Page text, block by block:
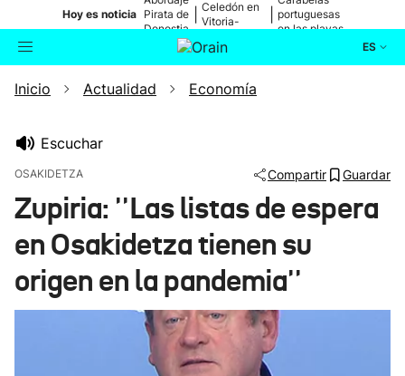
Hoy es noticia Pirata de
Donostia
Celedón en
Vitoria-
portuguesas
en las playas
ES
Buscador Actualidad
Ikusmiran
Eguraldia
Inicio Actualidad Economía
Escuchar
OSAKIDETZA Compartir Guardar
Zupiria: ''Las listas de espera
en Osakidetza tienen su
origen en la pandemia''